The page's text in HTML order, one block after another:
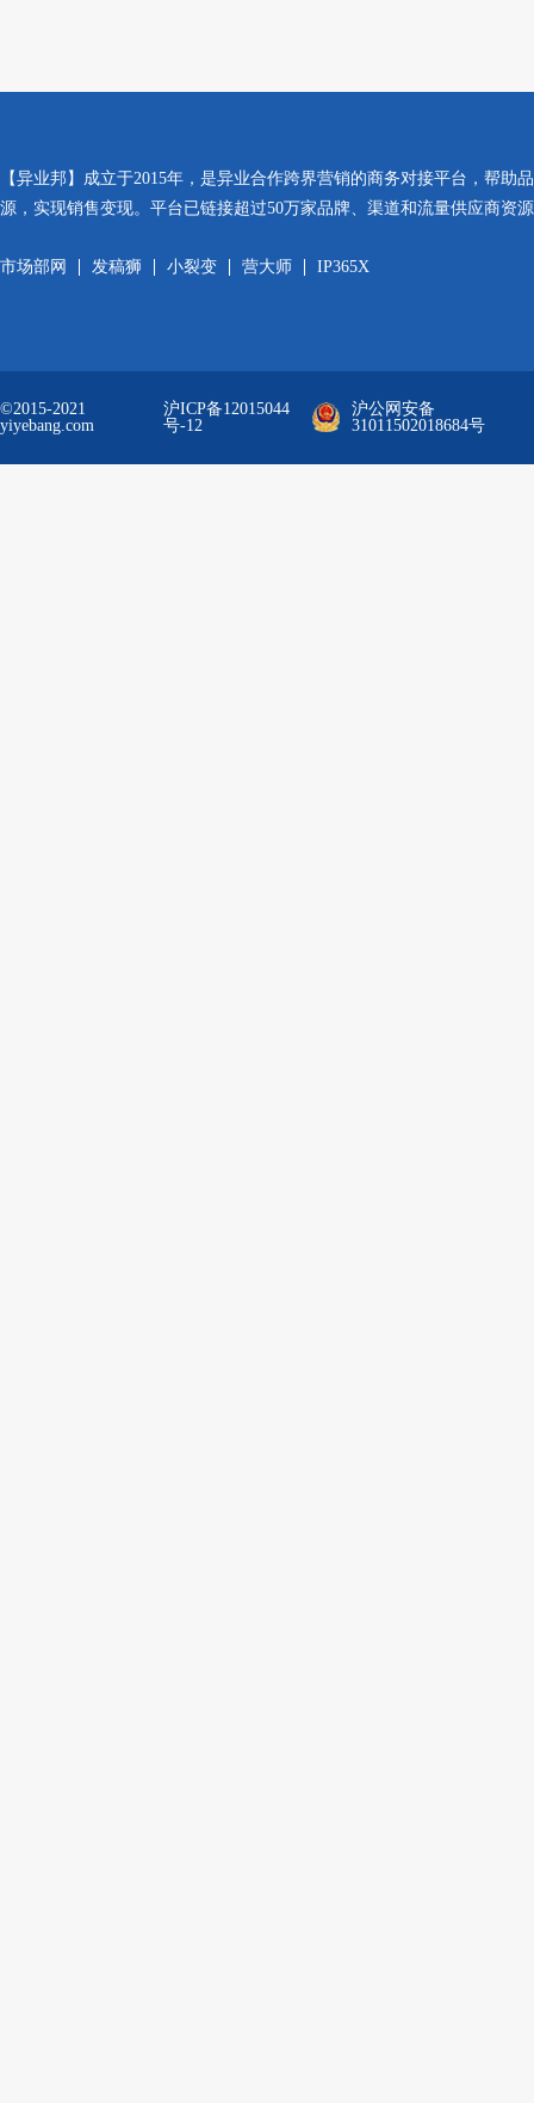
【异业邦】成立于2015年，是异业合作跨界营销的商务对接平台，帮助
源，实现销售变现。平台已链接超过50万家品牌、渠道和流量供应商资
市场部网 发稿狮 小裂变 营大师 IP365X
©2015-2021
yiyebang.com
沪ICP备12015044
号-12
沪公网安备
31011502018684号